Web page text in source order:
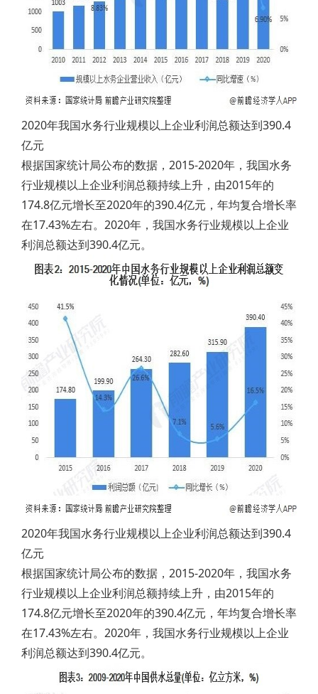
2020年我国水务行业规模以上企业利润总额达到390.4
亿元
根据国家统计局公布的数据，2015-2020年，我国水务
行业规模以上企业利润总额持续上升，由2015年的
174.8亿元增长至2020年的390.4亿元，年均复合增长率
在17.43%左右。2020年，我国水务行业规模以上企业
利润总额达到390.4亿元。
2020年我国水务行业规模以上企业利润总额达到390.4
亿元
根据国家统计局公布的数据，2015-2020年，我国水务
行业规模以上企业利润总额持续上升，由2015年的
174.8亿元增长至2020年的390.4亿元，年均复合增长率
在17.43%左右。2020年，我国水务行业规模以上企业
利润总额达到390.4亿元。